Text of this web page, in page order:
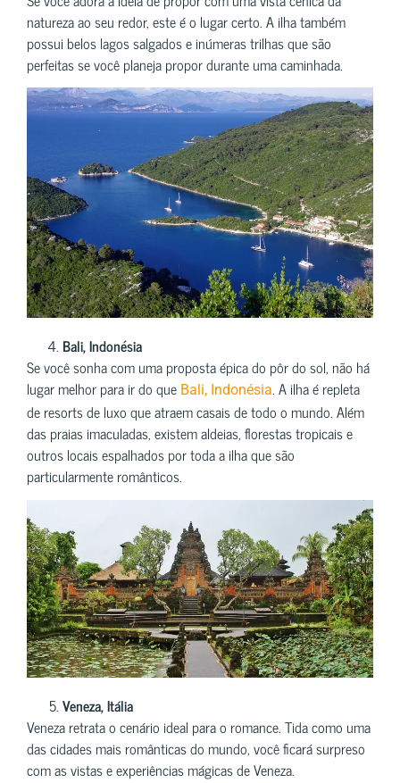
natureza ao seu redor, este é o lugar certo. A ilha também
possui belos lagos salgados e inúmeras trilhas que são
perfeitas se você planeja propor durante uma caminhada.
Bali, Indonésia
Se você sonha com uma proposta épica do pôr do sol, não há
lugar melhor para ir do que Bali, Indonésia. A ilha é repleta
de resorts de luxo que atraem casais de todo o mundo. Além
das praias imaculadas, existem aldeias, florestas tropicais e
outros locais espalhados por toda a ilha que são
particularmente românticos.
Veneza, Itália
Veneza retrata o cenário ideal para o romance. Tida como uma
das cidades mais românticas do mundo, você ficará surpreso
com as vistas e experiências mágicas de Veneza.